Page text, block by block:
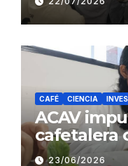
CAFÉ CIENCIA
ACAV
cafetalera
23/06/2026